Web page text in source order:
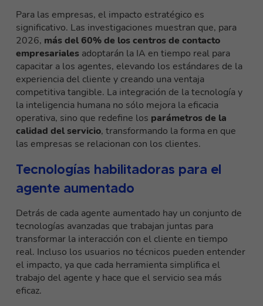
Para las empresas, el impacto estratégico es
significativo. Las investigaciones muestran que, para
2026, más del 60% de los centros de contacto
empresariales adoptarán la IA en tiempo real para
capacitar a los agentes, elevando los estándares de la
experiencia del cliente y creando una ventaja
competitiva tangible. La integración de la tecnología y
la inteligencia humana no sólo mejora la eficacia
operativa, sino que redefine los parámetros de la
calidad del servicio, transformando la forma en que
las empresas se relacionan con los clientes.
Tecnologías habilitadoras para el
agente aumentado
Detrás de cada agente aumentado hay un conjunto de
tecnologías avanzadas que trabajan juntas para
transformar la interacción con el cliente en tiempo
real. Incluso los usuarios no técnicos pueden entender
el impacto, ya que cada herramienta simplifica el
trabajo del agente y hace que el servicio sea más
eficaz.